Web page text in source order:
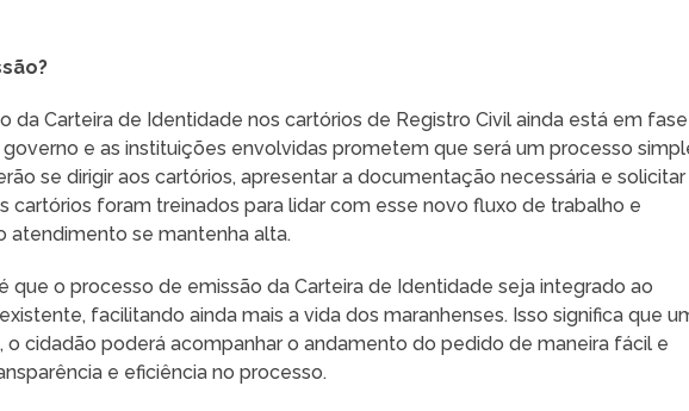
da Carteira de Identidade nos cartórios de Registro Civil ainda está em fase
e as instituições envolvidas prometem que será um processo
se dirigir aos cartórios, apresentar a documentação necessária e solicitar
cartórios foram treinados para lidar com esse novo fluxo de trabalho e
atendimento se mantenha alta.
que o processo de emissão da Carteira de Identidade seja integrado ao
facilitando ainda mais a vida dos maranhenses. Isso significa que
o cidadão poderá acompanhar o andamento do pedido de maneira fácil e
e eficiência no processo.